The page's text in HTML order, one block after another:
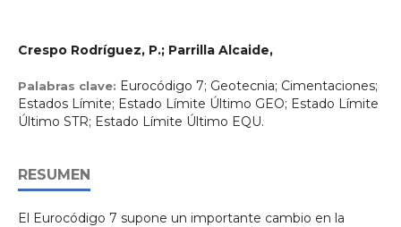
Crespo Rodríguez, P.; Parrilla Alcaide,
Palabras clave: Eurocódigo 7; Geotecnia; Cimentaciones;
Estados Límite; Estado Límite Último GEO; Estado Límite
Último STR; Estado Límite Último EQU.
RESUMEN
El Eurocódigo 7 supone un importante cambio en la